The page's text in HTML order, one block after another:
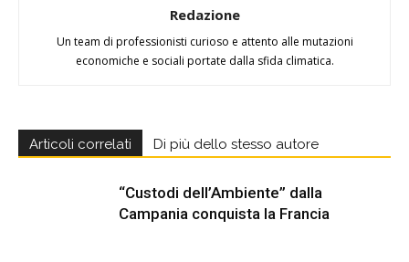
Redazione
Un team di professionisti curioso e attento alle mutazioni
economiche e sociali portate dalla sfida climatica.
Articoli correlati Di più dello stesso autore
“Custodi dell’Ambiente” dalla
Campania conquista la Francia